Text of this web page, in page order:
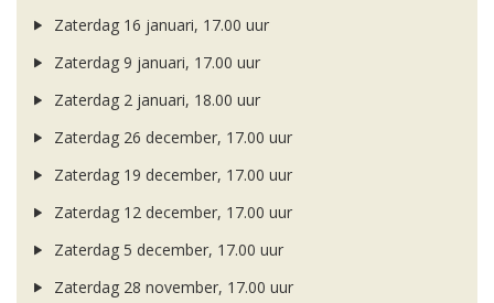
Zaterdag 16 januari, 17.00 uur
Zaterdag 9 januari, 17.00 uur
Zaterdag 2 januari, 18.00 uur
Zaterdag 26 december, 17.00 uur
Zaterdag 19 december, 17.00 uur
Zaterdag 12 december, 17.00 uur
Zaterdag 5 december, 17.00 uur
Zaterdag 28 november, 17.00 uur